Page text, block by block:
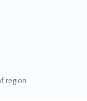
region